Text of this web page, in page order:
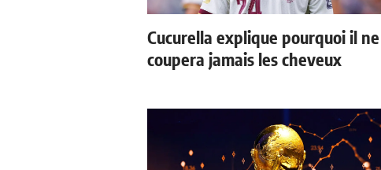
Cucurella explique pourquoi il
coupera jamais les cheveux